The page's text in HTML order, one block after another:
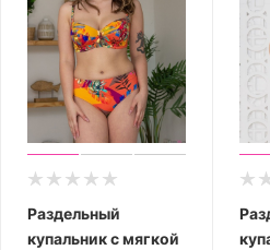
Раздельный
купальник с мягкой